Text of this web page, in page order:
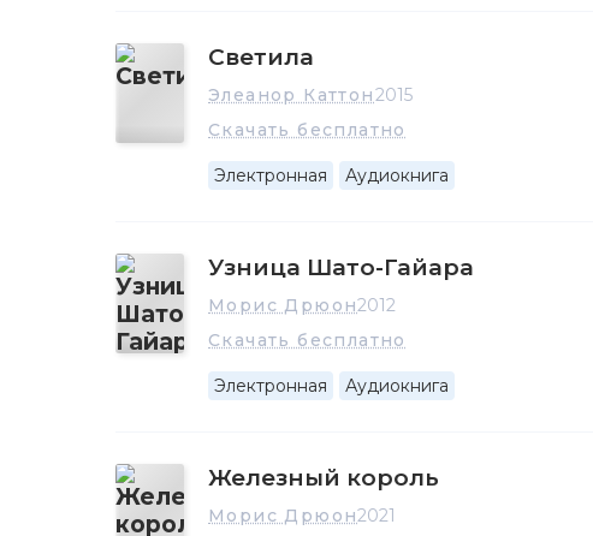
Светила
Элеанор Каттон2015
Скачать бесплатно
Электронная Аудиокнига
Узница Шато-Гайара
Морис Дрюон2012
Скачать бесплатно
Электронная Аудиокнига
Железный король
Морис Дрюон2021